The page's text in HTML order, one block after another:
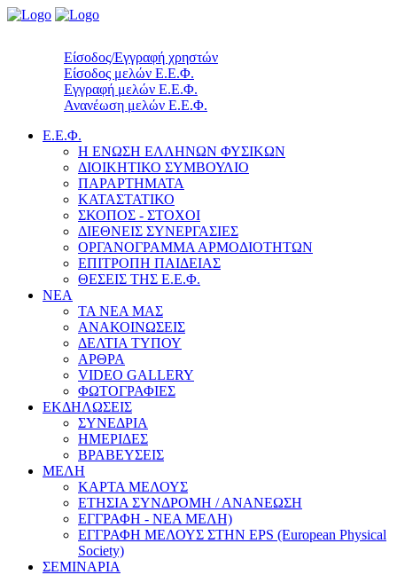
Είσοδος/Εγγραφή χρηστών
Είσοδος μελών Ε.Ε.Φ.
Εγγραφή μελών Ε.Ε.Φ.
Ανανέωση μελών Ε.Ε.Φ.
Ε.Ε.Φ.
Η ΕΝΩΣΗ ΕΛΛΗΝΩΝ ΦΥΣΙΚΩΝ
ΔΙΟΙΚΗΤΙΚΟ ΣΥΜΒΟΥΛΙΟ
ΠΑΡΑΡΤΗΜΑΤΑ
ΚΑΤΑΣΤΑΤΙΚΟ
ΣΚΟΠΟΣ - ΣΤΟΧΟΙ
ΔΙΕΘΝΕΙΣ ΣΥΝΕΡΓΑΣΙΕΣ
ΟΡΓΑΝΟΓΡΑΜΜΑ ΑΡΜΟΔΙΟΤΗΤΩΝ
ΕΠΙΤΡΟΠΗ ΠΑΙΔΕΙΑΣ
ΘΕΣΕΙΣ ΤΗΣ Ε.Ε.Φ.
ΝΕΑ
ΤΑ ΝΕΑ ΜΑΣ
ΑΝΑΚΟΙΝΩΣΕΙΣ
ΔΕΛΤΙΑ ΤΥΠΟΥ
ΑΡΘΡΑ
VIDEO GALLERY
ΦΩΤΟΓΡΑΦΙΕΣ
ΕΚΔΗΛΩΣΕΙΣ
ΣΥΝΕΔΡΙΑ
ΗΜΕΡΙΔΕΣ
ΒΡΑΒΕΥΣΕΙΣ
ΜΕΛΗ
ΚΑΡΤΑ ΜΕΛΟΥΣ
ΕΤΗΣΙΑ ΣΥΝΔΡΟΜΗ / ΑΝΑΝΕΩΣΗ
ΕΓΓΡΑΦΗ - ΝΕΑ ΜΕΛΗ)
ΕΓΓΡΑΦΗ ΜΕΛΟΥΣ ΣΤΗΝ EPS (European Physical
Society)
ΣΕΜΙΝΑΡΙΑ